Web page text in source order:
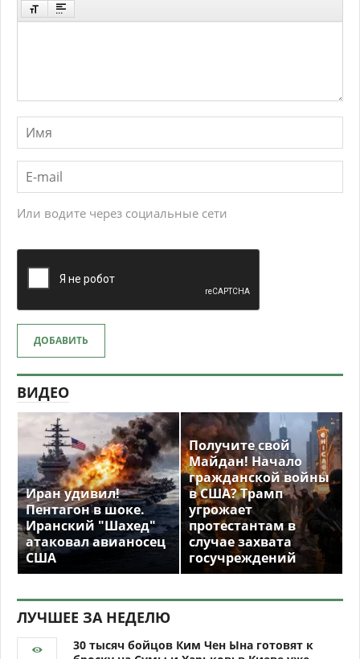
Или водите через социальные сети
ДОБАВИТЬ
ВИДЕО
Иран удивил!
Пентагон в шоке.
Иранский "Шахед"
атаковал авианосец
США
Получите свой
Майдан! Начало
гражданской войны
в США? Трамп
угрожает
протестантам в
случае захвата
госучреждений
ЛУЧШЕЕ ЗА НЕДЕЛЮ
30 тысяч бойцов Ким Чен Ына готовят к